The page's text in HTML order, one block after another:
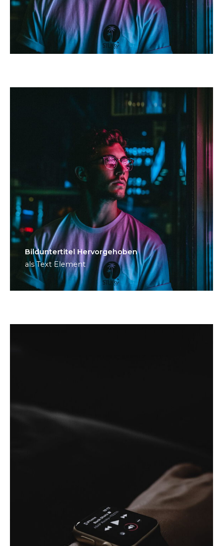
Bild­unter­titel Hervorgehoben
als Text Element